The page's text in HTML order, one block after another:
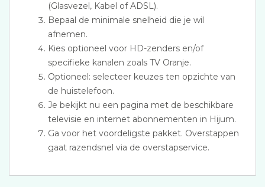
(Glasvezel, Kabel of ADSL).
Bepaal de minimale snelheid die je wil
afnemen.
Kies optioneel voor HD-zenders en/of
specifieke kanalen zoals TV Oranje.
Optioneel: selecteer keuzes ten opzichte van
de huistelefoon.
Je bekijkt nu een pagina met de beschikbare
televisie en internet abonnementen in Hijum.
Ga voor het voordeligste pakket. Overstappen
gaat razendsnel via de overstapservice.